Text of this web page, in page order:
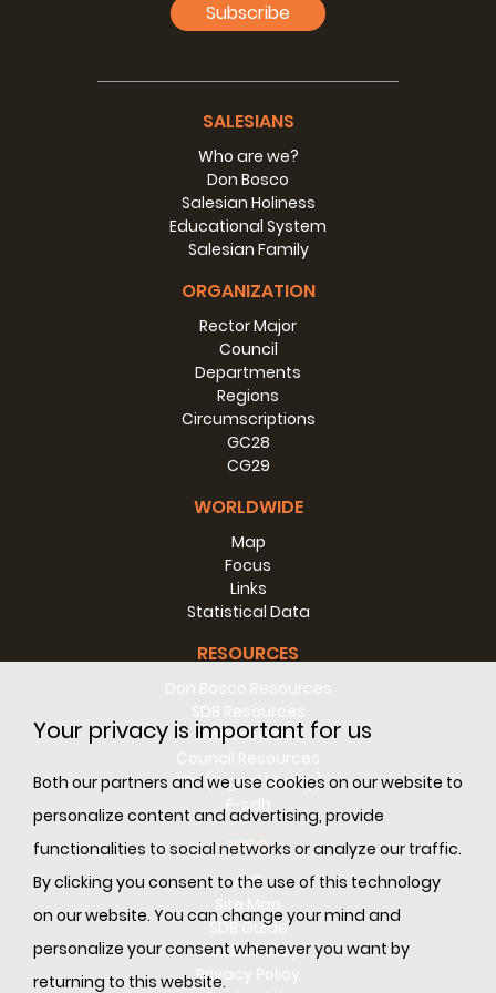
Your privacy is important for us
Both our partners and we use cookies on our website to
personalize content and advertising, provide
functionalities to social networks or analyze our traffic.
By clicking you consent to the use of this technology
on our website. You can change your mind and
personalize your consent whenever you want by
returning to this website.
Subscribe
SALESIANS
Who are we?
Don Bosco
Salesian Holiness
Educational System
Salesian Family
ORGANIZATION
Rector Major
Council
Departments
Regions
Circumscriptions
GC28
CG29
WORLDWIDE
Map
Focus
Links
Statistical Data
RESOURCES
RM Resources
SDL (Digital Library)
E-sdb
INFO
ANS
Site Map
SDB Guide
Cookie Policy
Privacy Policy